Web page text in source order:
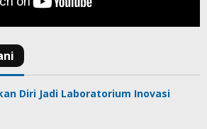
Diri Jadi Laboratorium Inovasi